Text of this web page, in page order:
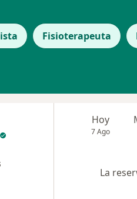
Fisioterapeuta
Hoy
7 Ago
La